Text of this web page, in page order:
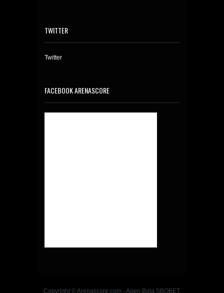
TWITTER
Twitter
FACEBOOK ARENASCORE
Copyright © Arenascore.com - Agen Bola SBOBET,